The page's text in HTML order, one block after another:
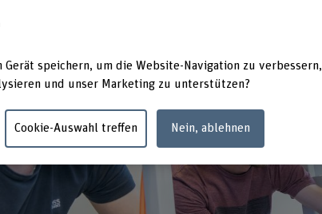
Gerät speichern, um die Website-Navigation zu verbessern,
und unser Marketing zu unterstützen?
Cookie-Auswahl treffen Nein, ablehnen